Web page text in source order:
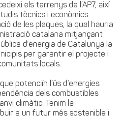
els terrenys de l’AP7, així
tècnics i econòmics
de les plaques, la qual hauria
catalana mitjançant
d’energia de Catalunya la
per garantir el projecte i
locals.
potenciïn l’ús d’energies
dels combustibles
climàtic. Tenim la
a un futur més sostenible i